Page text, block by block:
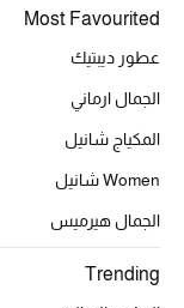
جميع إصدارتنا النسائية
الحب للمحلي
Most Favourited
عطور ديبتيك
الجمال ارماني
المكياج شانيل
Women شانيل
الجمال هيرميس
Trending